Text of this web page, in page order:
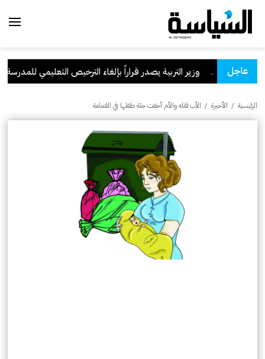
عاجل وزير التربية يصدر قراراً بإلغاء الترخيص التعليمي للمدرسة
الرئيسية / الأخيرة / الأب قتله والأم أخفت جثة طفلها في القمامة